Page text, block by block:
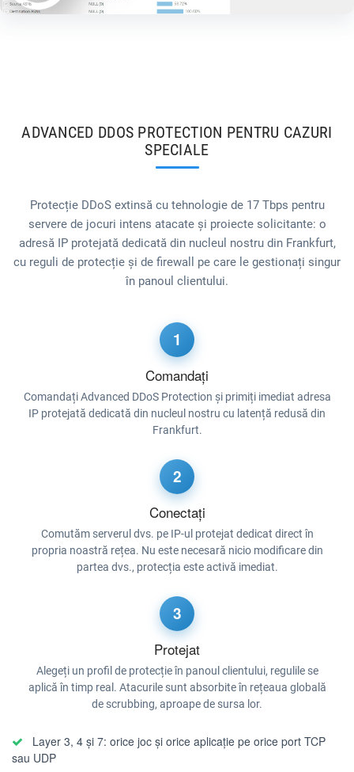
ADVANCED DDOS PROTECTION PENTRU CAZURI
SPECIALE
Protecție DDoS extinsă cu tehnologie de 17 Tbps pentru
servere de jocuri intens atacate și proiecte solicitante: o
adresă IP protejată dedicată din nucleul nostru din Frankfurt,
cu reguli de protecție și de firewall pe care le gestionați singur
în panoul clientului.
1
Comandați
Comandați Advanced DDoS Protection și primiți imediat adresa
IP protejată dedicată din nucleul nostru cu latență redusă din
Frankfurt.
2
Conectați
Comutăm serverul dvs. pe IP-ul protejat dedicat direct în
propria noastră rețea. Nu este necesară nicio modificare din
partea dvs., protecția este activă imediat.
3
Protejat
Alegeți un profil de protecție în panoul clientului, regulile se
aplică în timp real. Atacurile sunt absorbite în rețeaua globală
de scrubbing, aproape de sursa lor.
Layer 3, 4 și 7: orice joc și orice aplicație pe orice port TCP
sau UDP